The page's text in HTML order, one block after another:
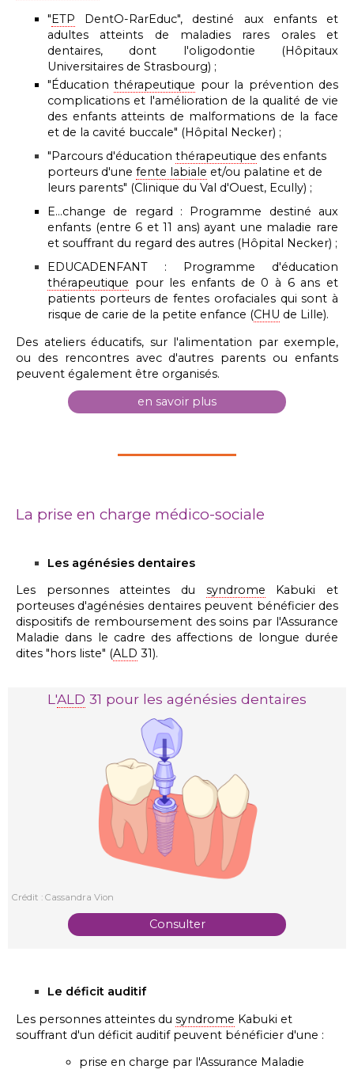
" ETP DentO-RarEduc", destiné aux enfants et
adultes atteints de maladies rares orales et
dentaires, dont l'oligodontie (Hôpitaux
Universitaires de Strasbourg) ;
"Éducationthérapeutique pour la prévention des
complications et l'amélioration de la qualité de vie
des enfants atteints de malformations de la face
et de la cavité buccale" (Hôpital Necker) ;
"Parcours d'éducation thérapeutique des enfants
porteurs d'une fente labiale et/ou palatine et de
leurs parents" (Clinique du Val d'Ouest, Ecully) ;
E...change de regard : Programme destiné aux
enfants (entre 6 et 11 ans) ayant une maladie rare
et souffrant du regard des autres (Hôpital Necker) ;
EDUCADENFANT : Programme d'éducation
thérapeutique pour les enfants de 0 à 6 ans et
patients porteurs de fentes orofaciales qui sont à
risque de carie de la petite enfance (CHU de Lille).
Des ateliers éducatifs, sur l'alimentation par exemple,
ou des rencontres avec d'autres parents ou enfants
peuvent également être organisés.
en savoir plus
La prise en charge médico-sociale
Les agénésies dentaires
Les personnes atteintes du syndrome Kabuki et
porteuses d'agénésies dentaires peuvent bénéficier des
dispositifs de remboursement des soins par l'Assurance
Maladie dans le cadre des affections de longue durée
dites "hors liste" (ALD 31).
L'ALD 31 pour les agénésies dentaires
Crédit : Cassandra Vion
Consulter
Le déficit auditif
Les personnes atteintes du syndrome Kabuki et
souffrant d'un déficit auditif peuvent bénéficier d'une :
prise en charge par l'Assurance Maladie